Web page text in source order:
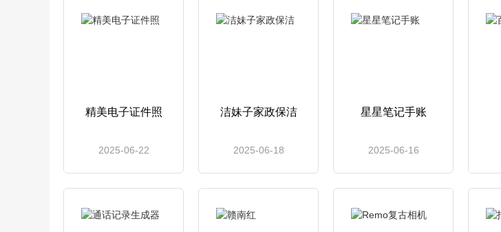
精美电子证件照
2025-06-22
洁妹子家政保洁
2025-06-18
星星笔记手账
2025-06-16